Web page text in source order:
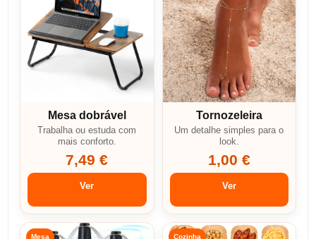
Mesa dobrável
Trabalha ou estuda com
mais conforto.
7,49 €
Ver
Tornozeleira
Um detalhe simples para o
look.
1,00 €
Ver
Mesa Cozinha